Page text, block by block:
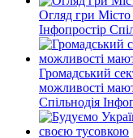
Огляд гри Місто
Інфопростір
Громадський
можливості
Спільнодія